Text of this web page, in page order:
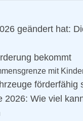
geändert hat:
bekommt
mit
förderfähig
2026: Wie viel